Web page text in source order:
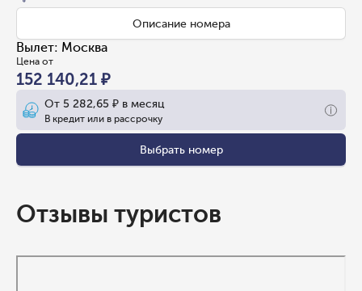
Описание номера
Вылет: Москва
Цена от
152 140,21 ₽
От 5 282,65 ₽ в месяц
В кредит или в рассрочку
Выбрать номер
Отзывы туристов